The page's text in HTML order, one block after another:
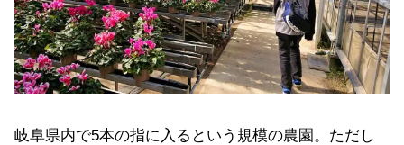
岐阜県内で5本の指に入るという規模の農園。ただし